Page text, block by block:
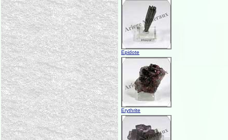
Epidote
Erythrite